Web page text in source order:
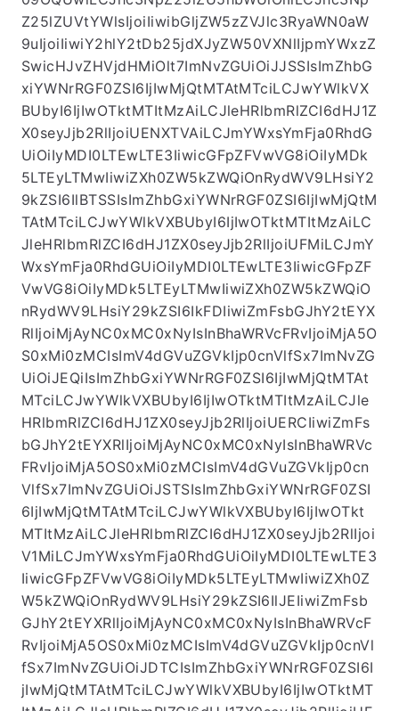
Z25lZUVtYWlsIjoiIiwibGljZW5zZVJlc3RyaWN0aW
9uIjoiIiwiY2hlY2tDb25jdXJyZW50VXNlIjpmYWxzZ
SwicHJvZHVjdHMiOlt7ImNvZGUiOiJJSSIsImZhbG
xiYWNrRGF0ZSI6IjIwMjQtMTAtMTciLCJwYWlkVX
BUbyI6IjIwOTktMTItMzAiLCJleHRlbmRlZCI6dHJ1Z
X0seyJjb2RlIjoiUENXTVAiLCJmYWxsYmFja0RhdG
UiOiIyMDI0LTEwLTE3IiwicGFpZFVwVG8iOiIyMDk
5LTEyLTMwIiwiZXh0ZW5kZWQiOnRydWV9LHsiY2
9kZSI6IlBTSSIsImZhbGxiYWNrRGF0ZSI6IjIwMjQtM
TAtMTciLCJwYWlkVXBUbyI6IjIwOTktMTItMzAiLC
JleHRlbmRlZCI6dHJ1ZX0seyJjb2RlIjoiUFMiLCJmY
WxsYmFja0RhdGUiOiIyMDI0LTEwLTE3IiwicGFpZF
VwVG8iOiIyMDk5LTEyLTMwIiwiZXh0ZW5kZWQiO
nRydWV9LHsiY29kZSI6IkFDIiwiZmFsbGJhY2tEYX
RlIjoiMjAyNC0xMC0xNyIsInBhaWRVcFRvIjoiMjA5O
S0xMi0zMCIsImV4dGVuZGVkIjp0cnVlfSx7ImNvZG
UiOiJEQiIsImZhbGxiYWNrRGF0ZSI6IjIwMjQtMTAt
MTciLCJwYWlkVXBUbyI6IjIwOTktMTItMzAiLCJle
HRlbmRlZCI6dHJ1ZX0seyJjb2RlIjoiUERCIiwiZmFs
bGJhY2tEYXRlIjoiMjAyNC0xMC0xNyIsInBhaWRVc
FRvIjoiMjA5OS0xMi0zMCIsImV4dGVuZGVkIjp0cn
VlfSx7ImNvZGUiOiJSTSIsImZhbGxiYWNrRGF0ZSI
6IjIwMjQtMTAtMTciLCJwYWlkVXBUbyI6IjIwOTkt
MTItMzAiLCJleHRlbmRlZCI6dHJ1ZX0seyJjb2RlIjoi
V1MiLCJmYWxsYmFja0RhdGUiOiIyMDI0LTEwLTE3
IiwicGFpZFVwVG8iOiIyMDk5LTEyLTMwIiwiZXh0Z
W5kZWQiOnRydWV9LHsiY29kZSI6IlJEIiwiZmFsb
GJhY2tEYXRlIjoiMjAyNC0xMC0xNyIsInBhaWRVcF
RvIjoiMjA5OS0xMi0zMCIsImV4dGVuZGVkIjp0cnVl
fSx7ImNvZGUiOiJDTCIsImZhbGxiYWNrRGF0ZSI6I
jIwMjQtMTAtMTciLCJwYWlkVXBUbyI6IjIwOTktMT